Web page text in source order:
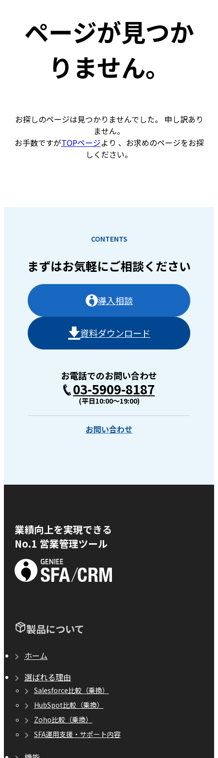
ページが見つか
りません。
お探しのページは見つかりませんでした。 申し訳あり
ません。
お手数ですがTOPページより 、お求めのページをお探
しください。
CONTENTS
まずはお気軽にご相談ください
導入相談
資料ダウンロード
お電話でのお問い合わせ
03-5909-8187
(平日10:00〜19:00)
お問い合わせ
業績向上を実現できる
No.1 営業管理ツール
製品について
ホーム
選ばれる理由
Salesforce比較（乗換）
HubSpot比較（乗換）
Zoho比較（乗換）
SFA運用支援・サポート内容